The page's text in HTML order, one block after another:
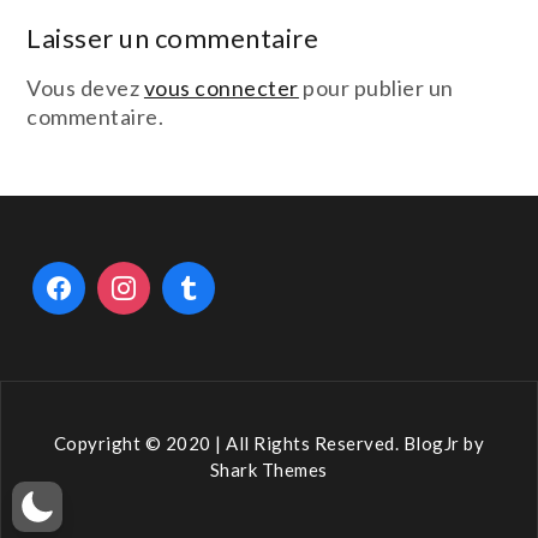
l’article
Laisser un commentaire
Vous devezvous connecter pour publier un
commentaire.
Copyright © 2020 | All Rights Reserved. BlogJr by
Shark Themes